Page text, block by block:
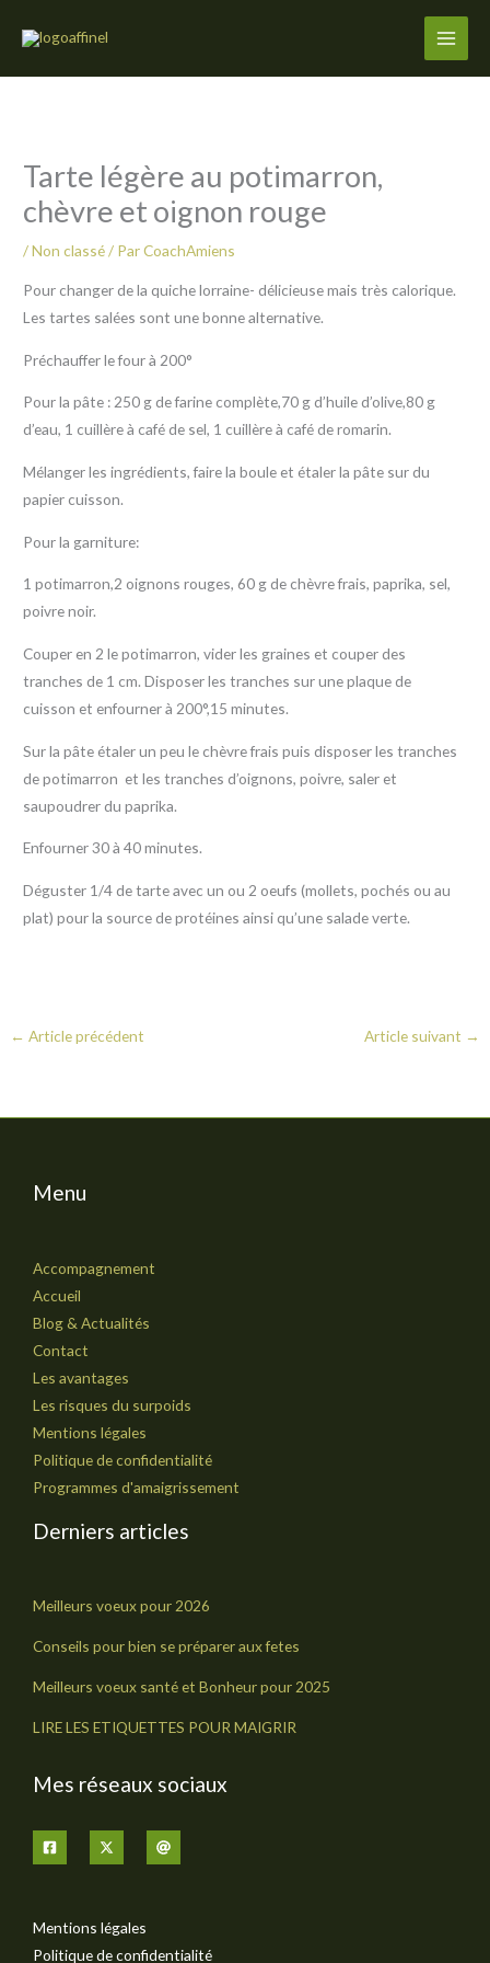
Tarte légère au potimarron,
chèvre et oignon rouge
/Non classé/ ParCoachAmiens
Pour changer de la quiche lorraine- délicieuse mais très calorique.
Les tartes salées sont une bonne alternative.
Préchauffer le four à 200°
Pour la pâte : 250 g de farine complète,70 g d’huile d’olive,80 g
d’eau, 1 cuillère à café de sel, 1 cuillère à café de romarin.
Mélanger les ingrédients, faire la boule et étaler la pâte sur du
papier cuisson.
Pour la garniture:
1 potimarron,2 oignons rouges, 60 g de chèvre frais, paprika, sel,
poivre noir.
Couper en 2 le potimarron, vider les graines et couper des
tranches de 1 cm. Disposer les tranches sur une plaque de
cuisson et enfourner à 200°,15 minutes.
Sur la pâte étaler un peu le chèvre frais puis disposer les tranches
de potimarron et les tranches d’oignons, poivre, saler et
saupoudrer du paprika.
Enfourner 30 à 40 minutes.
Déguster 1/4 de tarte avec un ou 2 oeufs (mollets, pochés ou au
plat) pour la source de protéines ainsi qu’une salade verte.
← Article précédent Article suivant →
Menu
Accompagnement
Accueil
Blog & Actualités
Contact
Les avantages
Les risques du surpoids
Mentions légales
Politique de confidentialité
Programmes d'amaigrissement
Derniers articles
Meilleurs voeux pour 2026
Conseils pour bien se préparer aux fetes
Meilleurs voeux santé et Bonheur pour 2025
LIRE LES ETIQUETTES POUR MAIGRIR
Mes réseaux sociaux
Mentions légales
Politique de confidentialité